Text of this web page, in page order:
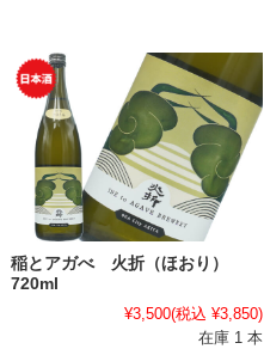
稲とアガべ 火折（ほおり）
720ml
¥3,500(税込 ¥3,850)
在庫 1 本